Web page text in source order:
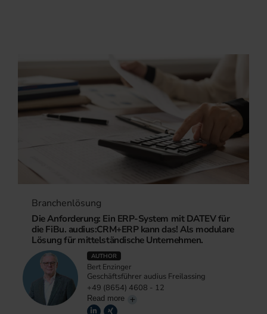
Branchenlösung
Die Anforderung: Ein ERP-System mit DATEV für
die FiBu. audius:CRM+ERP kann das! Als modulare
Lösung für mittelständische Unternehmen.
AUTHOR
Bert Enzinger
Geschäftsführer audius Freilassing
+49 (8654) 4608 - 12
Read more